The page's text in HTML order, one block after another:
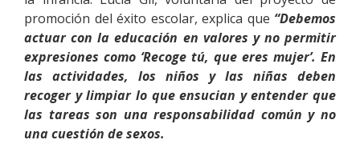
promoción del éxito escolar, explica que “Debemos
actuar con la educación en valores y no permitir
expresiones como ‘Recoge tú, que eres mujer’. En
las actividades, los niños y las niñas deben
recoger y limpiar lo que ensucian y entender que
las tareas son una responsabilidad común y no
una cuestión de sexos.